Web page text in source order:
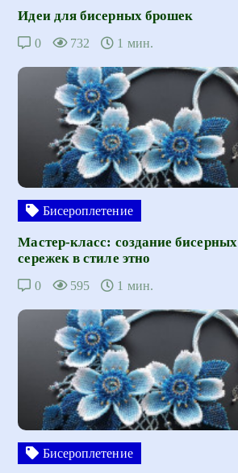
Идеи для бисерных брошек
0 732 1 мин.
Бисероплетение
Мастер-класс: создание бисерных
сережек в стиле этно
0 595 1 мин.
Бисероплетение